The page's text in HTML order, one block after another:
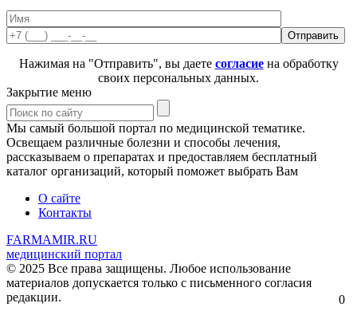
0
Нажимая на "Отправить", вы даете согласиена обработку
своих персональных данных.
Закрытие меню
Мы самый большой портал по медицинской тематике.
Освещаем различные болезни и способы лечения,
рассказываем о препаратах и предоставляем бесплатный
каталог организаций, который поможет выбрать Вам
О сайте
Контакты
FARMAMIR.RU
медицинский портал
© 2025 Все права защищены. Любое использование
материалов допускается только с письменного согласия
редакции.